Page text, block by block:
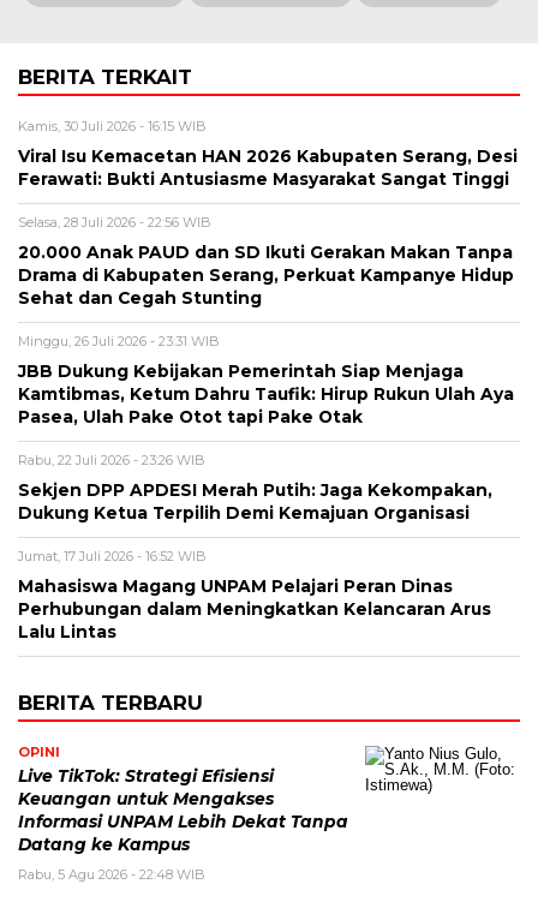
BERITA TERKAIT
Kamis, 30 Juli 2026 - 16:15 WIB
Viral Isu Kemacetan HAN 2026 Kabupaten Serang, Desi
Ferawati: Bukti Antusiasme Masyarakat Sangat Tinggi
Selasa, 28 Juli 2026 - 22:56 WIB
20.000 Anak PAUD dan SD Ikuti Gerakan Makan Tanpa
Drama di Kabupaten Serang, Perkuat Kampanye Hidup
Sehat dan Cegah Stunting
Minggu, 26 Juli 2026 - 23:31 WIB
JBB Dukung Kebijakan Pemerintah Siap Menjaga
Kamtibmas, Ketum Dahru Taufik: Hirup Rukun Ulah Aya
Pasea, Ulah Pake Otot tapi Pake Otak
Rabu, 22 Juli 2026 - 23:26 WIB
Sekjen DPP APDESI Merah Putih: Jaga Kekompakan,
Dukung Ketua Terpilih Demi Kemajuan Organisasi
Jumat, 17 Juli 2026 - 16:52 WIB
Mahasiswa Magang UNPAM Pelajari Peran Dinas
Perhubungan dalam Meningkatkan Kelancaran Arus
Lalu Lintas
BERITA TERBARU
OPINI
Live TikTok: Strategi Efisiensi
Keuangan untuk Mengakses
Informasi UNPAM Lebih Dekat Tanpa
Datang ke Kampus
Rabu, 5 Agu 2026 - 22:48 WIB